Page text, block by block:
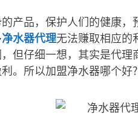
产品，保护人们的健康
净水器代理无法赚取相应的
但仔细一想，其实是代
。所以加盟净水器哪个好?